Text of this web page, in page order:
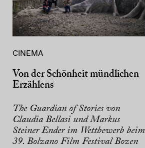
CINEMA
Von der Schönheit mündlichen
Erzählens
The Guardian of Stories von
Claudia Bellasi und Markus
Steiner Ender im Wettbewerb beim
39. Bolzano Film Festival Bozen